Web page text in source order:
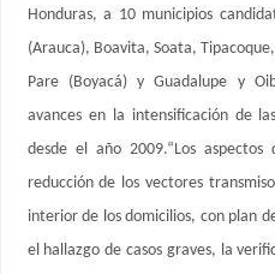
Honduras, a 10 municipios
(Arauca), Boavita, Soata,
Pare (Boyacá) y Guadalupe y
avances en la intensificación de
desde el año 2009.“Los
reducción de los vectores
interior de los domicilios, con plan
el hallazgo de casos graves, la